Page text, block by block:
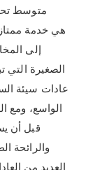
متوسط
إلى
عادات سيئة
الواسع، ومع
قبل أن
والرائحة
العديد من